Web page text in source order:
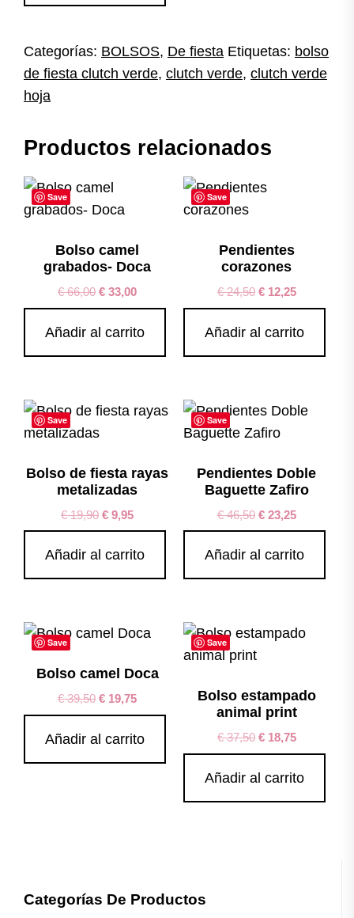
cantidad
Categorías: BOLSOS, De fiesta Etiquetas: bolso
de fiesta clutch verde, clutch verde, clutch verde
hoja
Productos relacionados
Save
Bolso camel
grabados- Doca
€66,00 € 33,00
Añadir al carrito
Save
Pendientes
corazones
€24,50 €12,25
Añadir al carrito
Save
Bolso de fiesta rayas
metalizadas
€19,90 € 9,95
Añadir al carrito
Save
Pendientes Doble
Baguette Zafiro
€46,50 €23,25
Añadir al carrito
Save
Bolso camel Doca
€39,50 € 19,75
Añadir al carrito
Save
Bolso estampado
animal print
€37,50 €18,75
Añadir al carrito
Categorías De Productos